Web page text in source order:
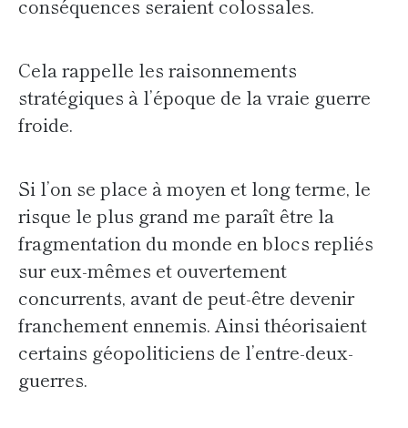
conséquences seraient colossales.
Cela rappelle les raisonnements
stratégiques à l’époque de la vraie guerre
froide.
Si l’on se place à moyen et long terme, le
risque le plus grand me paraît être la
fragmentation du monde en blocs repliés
sur eux-mêmes et ouvertement
concurrents, avant de peut-être devenir
franchement ennemis. Ainsi théorisaient
certains géopoliticiens de l’entre-deux-
guerres.